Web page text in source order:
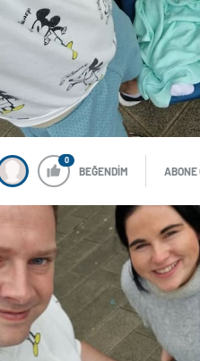
0
BEĞENDİM ABONE